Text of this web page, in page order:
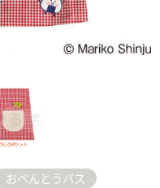
おべんとうバス